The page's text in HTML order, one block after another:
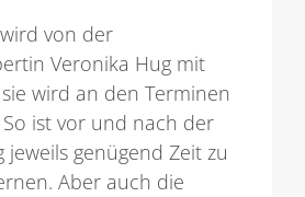
von der
Veronika Hug mit
wird an den Terminen
ist vor und nach der
jeweils genügend Zeit zu
Aber auch die